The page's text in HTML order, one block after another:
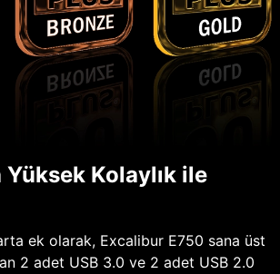
Yüksek Kolaylık ile
ek olarak, Excalibur E750 sana üst
2 adet USB 3.0 ve 2 adet USB 2.0